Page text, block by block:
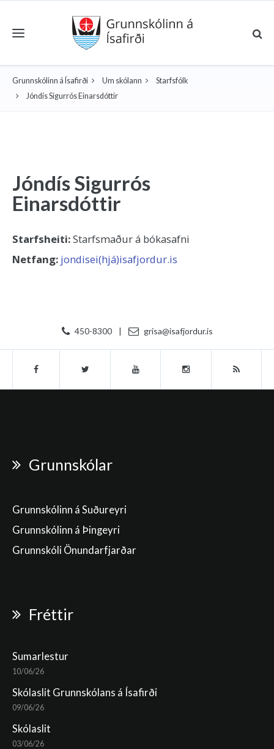
Toggle navigation
Grunnskólinn á Ísafirði Um skólann
Starfsfólk
Jóndís Sigurrós Einarsdóttir
Jóndís Sigurrós
Einarsdóttir
Starfsheiti:Starfsmaður á bókasafni
Netfang: jondisei(hjá)isafjordur.is
450-8300 | grisa@isafjordur.is
Grunnskólar
Grunnskólinn á Suðureyri
Grunnskólinn á Þingeyri
Grunnskóli Önundarfjarðar
Fréttir
Sumarlestur
10/06/26
Skólaslit Grunnskólans á Ísafirði
09/06/26
Skólaslit
03/06/26